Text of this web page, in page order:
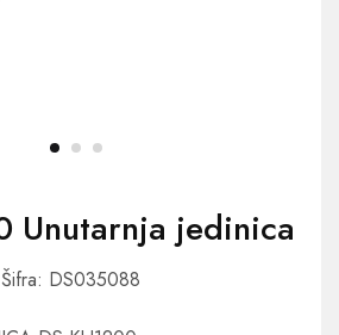
Unutarnja jedinica
DS035088